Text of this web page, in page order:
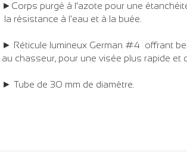
►Corps purgé à l’azote pour une
la résistance à l'eau et à la buée.
► Réticule lumineux German #4 offrant
au chasseur, pour une visée plus rapide et
► Tube de 30 mm de diamètre.